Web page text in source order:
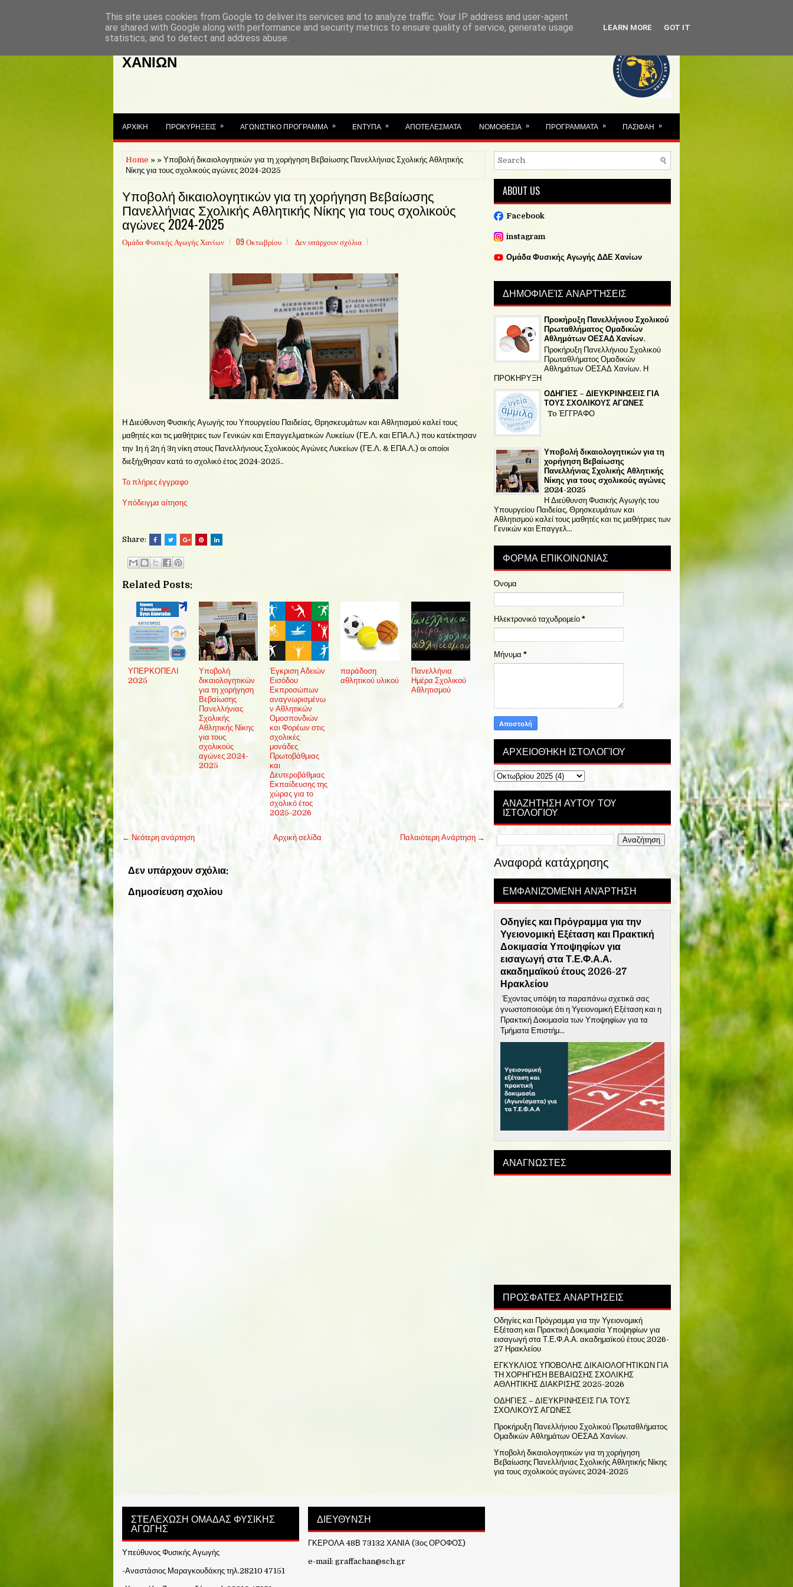
ΓΡΑΦΕΙΟ ΦΥΣΙΚΗΣ ΑΓΩΓΗΣ Δ.Δ.Ε
ΧΑΝΙΩΝ
ΑΡΧΙΚΗ ΠΡΟΚΥΡΗΞΕΙΣ » ΑΓΩΝΙΣΤΙΚΟ ΠΡΟΓΡΑΜΜΑ » ΕΝΤΥΠΑ » ΑΠΟΤΕΛΕΣΜΑΤΑ ΝΟΜΟΘΕΣΙΑ » ΠΡΟΓΡΑΜΜΑΤΑ » ΠΑΣΙΦΑΗ »
Home » » Υποβολή δικαιολογητικών για τη χορήγηση Βεβαίωσης Πανελλήνιας Σχολικής Αθλητικής
Νίκης για τους σχολικούς αγώνες 2024-2025
Υποβολή δικαιολογητικών για τη χορήγηση Βεβαίωσης
Πανελλήνιας Σχολικής Αθλητικής Νίκης για τους σχολικούς
αγώνες 2024-2025
Ομάδα Φυσικής Αγωγής Χανίων 09 Οκτωβρίου Δεν υπάρχουν σχόλια
Η Διεύθυνση Φυσικής Αγωγής του Υπουργείου Παιδείας, Θρησκευμάτων και Αθλητισμού καλεί τους
μαθητές και τις μαθήτριες των Γενικών και Επαγγελματικών Λυκείων (ΓΕ.Λ. και ΕΠΑ.Λ.) που κατέκτησαν
την 1η ή 2η ή 3η νίκη στους Πανελλήνιους Σχολικούς Αγώνες Λυκείων (ΓΕ.Λ. & ΕΠΑ.Λ.) οι οποίοι
διεξήχθησαν κατά το σχολικό έτος 2024-2025..
Το πλήρες έγγραφο
Υπόδειγμα αίτησης
Share:
Related Posts:
ΥΠΕΡΚΟΠΕΛΙ
2025
Υποβολή
δικαιολογητικών
για τη χορήγηση
Βεβαίωσης
Πανελλήνιας
Σχολικής
Αθλητικής Νίκης
για τους
σχολικούς
αγώνες 2024-
2025
Έγκριση Αδειών
Εισόδου
Εκπροσώπων
αναγνωρισμένω
ν Αθλητικών
Ομοσπονδιών
και Φορέων στις
σχολικές
μονάδες
Πρωτοβάθμιας
και
Δευτεροβάθμιας
Εκπαίδευσης της
χώρας για το
σχολικό έτος
2025-2026
παράδοση
αθλητικού υλικού
Πανελλήνια
Ημέρα Σχολικού
Αθλητισμού
← Νεότερη ανάρτηση Παλαιότερη Ανάρτηση →
Αρχική σελίδα
Δεν υπάρχουν σχόλια:
Δημοσίευση σχολίου
ABOUT US
Facebook
instagram
Ομάδα Φυσικής Αγωγής ΔΔΕ Χανίων
ΔΗΜΟΦΙΛΕΊΣ ΑΝΑΡΤΉΣΕΙΣ
Προκήρυξη Πανελλήνιου Σχολικού
Πρωταθλήματος Ομαδικών
Αθλημάτων ΟΕΣΑΔ Χανίων.
Προκήρυξη Πανελλήνιου Σχολικού
Πρωταθλήματος Ομαδικών
Αθλημάτων ΟΕΣΑΔ Χανίων. Η
ΠΡΟΚΗΡΥΞΗ
ΟΔΗΓΙΕΣ – ΔΙΕΥΚΡΙΝΗΣΕΙΣ ΓΙΑ
ΤΟΥΣ ΣΧΟΛΙΚΟΥΣ ΑΓΩΝΕΣ
To ΈΓΓΡΑΦΟ
Υποβολή δικαιολογητικών για τη
χορήγηση Βεβαίωσης
Πανελλήνιας Σχολικής Αθλητικής
Νίκης για τους σχολικούς αγώνες
2024-2025
Η Διεύθυνση Φυσικής Αγωγής του
Υπουργείου Παιδείας, Θρησκευμάτων και
Αθλητισμού καλεί τους μαθητές και τις μαθήτριες των
Γενικών και Επαγγελ...
ΦΟΡΜΑ ΕΠΙΚΟΙΝΩΝΙΑΣ
Όνομα
Ηλεκτρονικό ταχυδρομείο *
Μήνυμα *
ΑΡΧΕΙΟΘΉΚΗ ΙΣΤΟΛΟΓΊΟΥ
ΑΝΑΖΗΤΗΣΗ ΑΥΤΟΥ ΤΟΥ
ΙΣΤΟΛΟΓΙΟΥ
Αναφορά κατάχρησης
ΕΜΦΑΝΙΖΌΜΕΝΗ ΑΝΆΡΤΗΣΗ
Οδηγίες και Πρόγραμμα για την
Υγειονομική Εξέταση και Πρακτική
Δοκιμασία Υποψηφίων για
εισαγωγή στα Τ.Ε.Φ.Α.Α.
ακαδημαϊκού έτους 2026-27
Ηρακλείου
Έχοντας υπόψη τα παραπάνω σχετικά σας
γνωστοποιούμε ότι η Υγειονομική Εξέταση και η
Πρακτική Δοκιμασία των Υποψηφίων για τα
Τμήματα Επιστήμ...
ΑΝΑΓΝΩΣΤΕΣ
ΠΡΟΣΦΑΤΕΣ ΑΝΑΡΤΗΣΕΙΣ
Οδηγίες και Πρόγραμμα για την Υγειονομική
Εξέταση και Πρακτική Δοκιμασία Υποψηφίων για
εισαγωγή στα Τ.Ε.Φ.Α.Α. ακαδημαϊκού έτους 2026-
27 Ηρακλείου
ΕΓΚΥΚΛΙΟΣ ΥΠΟΒΟΛΗΣ ΔΙΚΑΙΟΛΟΓΗΤΙΚΩΝ ΓΙΑ
ΤΗ ΧΟΡΗΓΗΣΗ ΒΕΒΑΙΩΣΗΣ ΣΧΟΛΙΚΗΣ
ΑΘΛΗΤΙΚΗΣ ΔΙΑΚΡΙΣΗΣ 2025-2026
ΟΔΗΓΙΕΣ – ΔΙΕΥΚΡΙΝΗΣΕΙΣ ΓΙΑ ΤΟΥΣ
ΣΧΟΛΙΚΟΥΣ ΑΓΩΝΕΣ
Προκήρυξη Πανελλήνιου Σχολικού Πρωταθλήματος
Ομαδικών Αθλημάτων ΟΕΣΑΔ Χανίων.
Υποβολή δικαιολογητικών για τη χορήγηση
Βεβαίωσης Πανελλήνιας Σχολικής Αθλητικής Νίκης
για τους σχολικούς αγώνες 2024-2025
ΣΤΕΛΕΧΩΣΗ ΟΜΑΔΑΣ ΦΥΣΙΚΗΣ
ΑΓΩΓΗΣ
Υπεύθυνος Φυσικής Αγωγής
-Αναστάσιος Μαραγκουδάκης τηλ.28210 47151
ΔΙΕΥΘΥΝΣΗ
ΓΚΕΡΟΛΑ 48Β 73132 ΧΑΝΙΑ (3ος ΟΡΟΦΟΣ)
e-mail: graffachan@sch.gr
This site uses cookies from Google to deliver its services and to analyze traffic. Your IP address and user-agent
are shared with Google along with performance and security metrics to ensure quality of service, generate usage
statistics, and to detect and address abuse.
LEARN MORE GOT IT